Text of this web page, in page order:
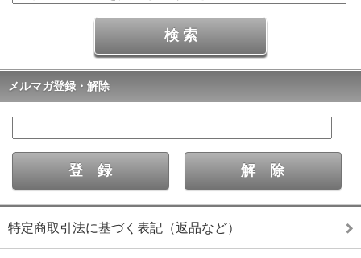
メルマガ登録・解除
特定商取引法に基づく表記（返品など）